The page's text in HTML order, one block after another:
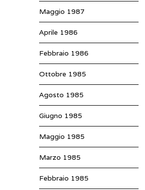
Maggio 1987
Aprile 1986
Febbraio 1986
Ottobre 1985
Agosto 1985
Giugno 1985
Maggio 1985
Marzo 1985
Febbraio 1985